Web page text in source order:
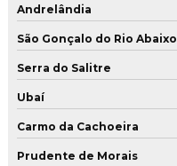
Andrelândia
São Gonçalo do Rio Abaixo
Serra do Salitre
Ubaí
Carmo da Cachoeira
Prudente de Morais